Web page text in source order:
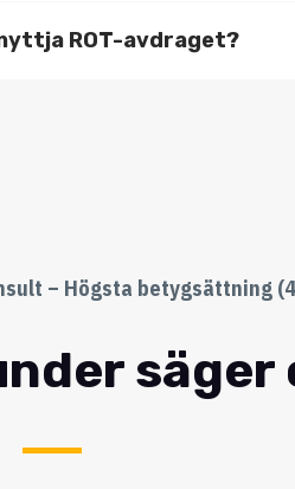
ROT-avdraget?
– Högsta betygsättning
säger